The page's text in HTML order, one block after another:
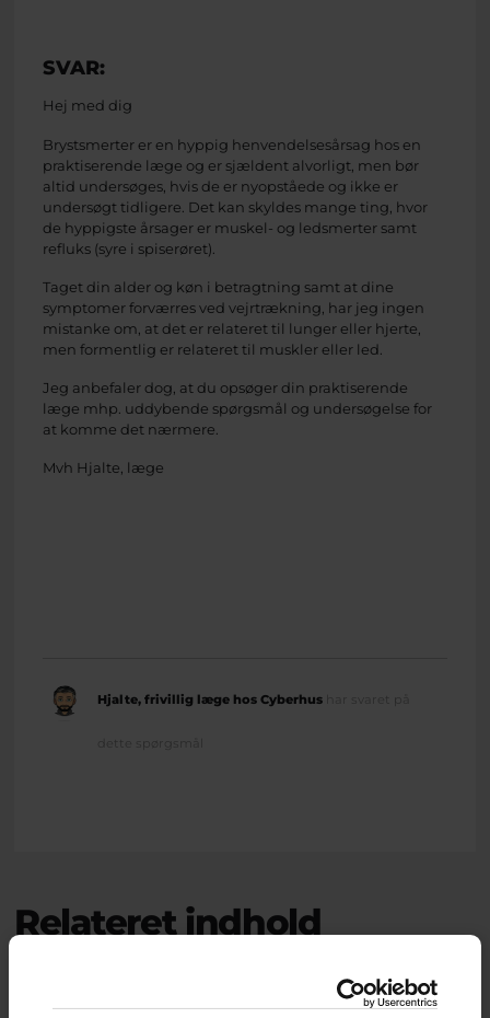
SVAR:
Hej med dig
Brystsmerter er en hyppig henvendelsesårsag hos en
praktiserende læge og er sjældent alvorligt, men bør
altid undersøges, hvis de er nyopståede og ikke er
undersøgt tidligere. Det kan skyldes mange ting, hvor
de hyppigste årsager er muskel- og ledsmerter samt
refluks (syre i spiserøret).
Taget din alder og køn i betragtning samt at dine
symptomer forværres ved vejrtrækning, har jeg ingen
mistanke om, at det er relateret til lunger eller hjerte,
men formentlig er relateret til muskler eller led.
Jeg anbefaler dog, at du opsøger din praktiserende
læge mhp. uddybende spørgsmål og undersøgelse for
at komme det nærmere.
Mvh Hjalte, læge
Hjalte, frivillig læge hos Cyberhus har svaret på
dette spørgsmål
Relateret indhold